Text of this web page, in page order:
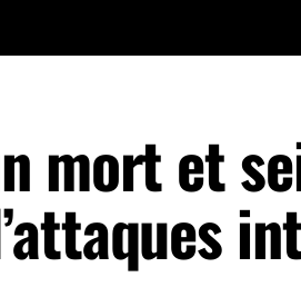
mort et